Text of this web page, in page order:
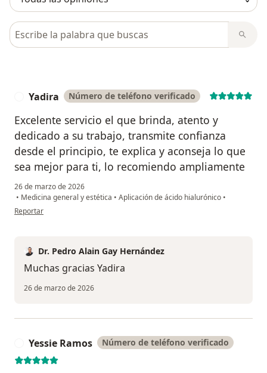
Busca en opiniones
Yadira Número de teléfono verificado
Excelente servicio el que brinda, atento y
dedicado a su trabajo, transmite confianza
desde el principio, te explica y aconseja lo que
sea mejor para ti, lo recomiendo ampliamente
26 de marzo de 2026
• Medicina general y estética • Aplicación de ácido hialurónico •
en opinión del usuario Yadira
Reportar
Dr. Pedro Alain Gay Hernández
Muchas gracias Yadira
26 de marzo de 2026
Yessie Ramos Número de teléfono verificado